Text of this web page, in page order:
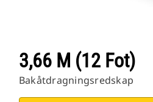
3,66 M (12 Fot)
Bakåtdragningsredskap